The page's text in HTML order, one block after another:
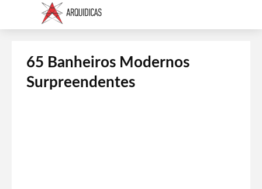
65 Banheiros Modernos
Surpreendentes